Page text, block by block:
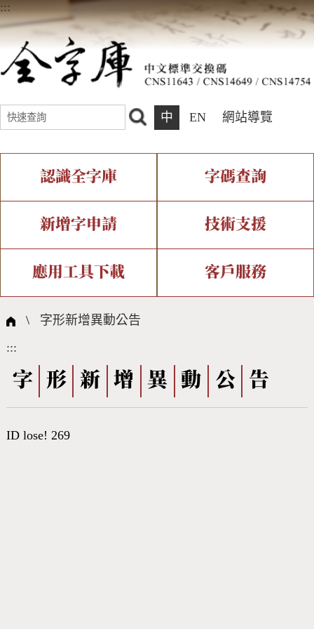
:::
中 EN 網站導覽
認識全字庫
全字庫介紹 全字庫現況
中文碼介紹 專有名詞介紹
國際字碼相關組織
字碼查詢
IDS查詢 部件查詢
複合查詢 注音查詢
筆畫查詢
筆順序查詢 部首查詢
新增字申請
新字申請處理流程
技術支援
字形即時顯示 造字解決方案
全字庫授權
應用工具下載
個人電腦造字處理工具
字形下載
客戶服務
問題集
熱門查詢統計
\ 字形新增異動公告
:::
字 形 新 增 異 動 公 告
ID lose! 269